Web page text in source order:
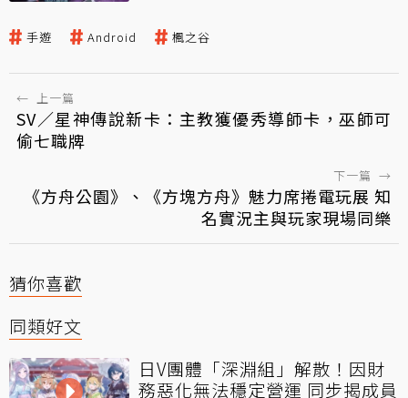
手遊 Android 楓之谷
← 上一篇
SV／星神傳說新卡：主教獲優秀導師卡，巫師可
偷七職牌
下一篇 →
《方舟公園》、《方塊方舟》魅力席捲電玩展 知
名實況主與玩家現場同樂
猜你喜歡
同類好文
日V團體「深淵組」解散！因財
務惡化無法穩定營運 同步揭成員